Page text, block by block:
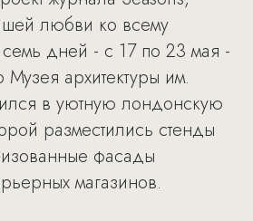
любви ко всему
дней - с 17 по 23 мая -
архитектуры им.
в уютную лондонскую
разместились стенды
фасады
магазинов.